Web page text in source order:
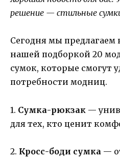
решение — стильные
Сегодня мы предлагаем
нашей подборкой 20
сумок, которые смогут
потребности модниц.
1. Сумка-рюкзак —
для тех, кто ценит
2. Кросс-боди сумка —